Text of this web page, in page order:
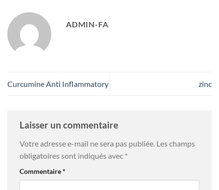
ADMIN-FA
Curcumine Anti Inflammatory zinc
Laisser un commentaire
Votre adresse e-mail ne sera pas publiée. Les champs
obligatoires sont indiqués avec *
Commentaire*